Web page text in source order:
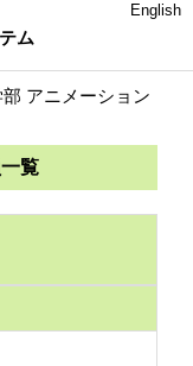
ム
English
アニメーション
覧